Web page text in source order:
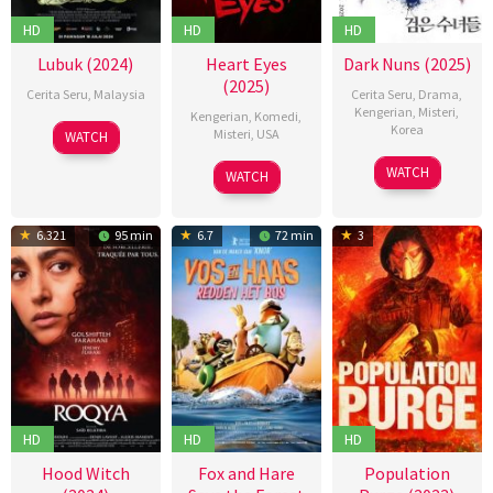
HD
Lubuk (2024)
Cerita Seru, Malaysia
18
Jul
Mark
Lee
WATCH
HD
Heart Eyes
(2025)
Kengerian, Komedi,
Misteri, USA
06
Feb
Josh
Ruben
WATCH
HD
Dark Nuns (2025)
Cerita Seru, Drama,
Kengerian, Misteri,
Korea
24
Jan
권
혁
WATCH
6.321 95 min
HD
Hood Witch
6.7 72 min
HD
Fox and Hare
3
HD
Population